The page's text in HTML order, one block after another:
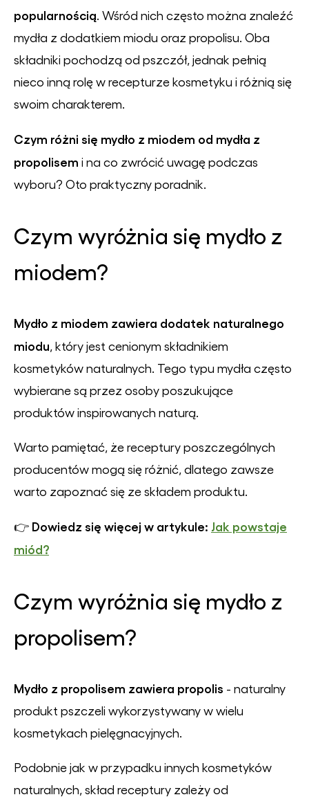
popularnością . Wśród nich często można znaleźć
mydła z dodatkiem miodu oraz propolisu. Oba
składniki pochodzą od pszczół, jednak pełnią
nieco inną rolę w recepturze kosmetyku i różnią się
swoim charakterem.
Czym różni się mydło z miodem od mydła z
propolisem i na co zwrócić uwagę podczas
wyboru? Oto praktyczny poradnik.
Czym wyróżnia się mydło z
miodem?
Mydło z miodem zawiera dodatek naturalnego
miodu , który jest cenionym składnikiem
kosmetyków naturalnych. Tego typu mydła często
wybierane są przez osoby poszukujące
produktów inspirowanych naturą.
Warto pamiętać, że receptury poszczególnych
producentów mogą się różnić, dlatego zawsze
warto zapoznać się ze składem produktu.
👉 Dowiedz się więcej w artykule: Jak powstaje
miód?
Czym wyróżnia się mydło z
propolisem?
Mydło z propolisem zawiera propolis - naturalny
produkt pszczeli wykorzystywany w wielu
kosmetykach pielęgnacyjnych.
Podobnie jak w przypadku innych kosmetyków
naturalnych, skład receptury zależy od